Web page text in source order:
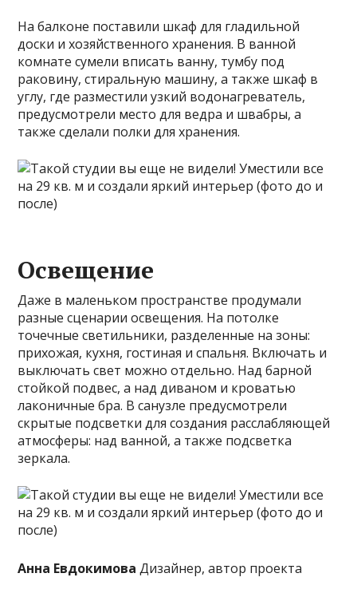
На балконе поставили шкаф для гладильной
доски и хозяйственного хранения. В ванной
комнате сумели вписать ванну, тумбу под
раковину, стиральную машину, а также шкаф в
углу, где разместили узкий водонагреватель,
предусмотрели место для ведра и швабры, а
также сделали полки для хранения.
Освещение
Даже в маленьком пространстве продумали
разные сценарии освещения. На потолке
точечные светильники, разделенные на зоны:
прихожая, кухня, гостиная и спальня. Включать и
выключать свет можно отдельно. Над барной
стойкой подвес, а над диваном и кроватью
лаконичные бра. В санузле предусмотрели
скрытые подсветки для создания расслабляющей
атмосферы: над ванной, а также подсветка
зеркала.
Анна Евдокимова Дизайнер, автор проекта